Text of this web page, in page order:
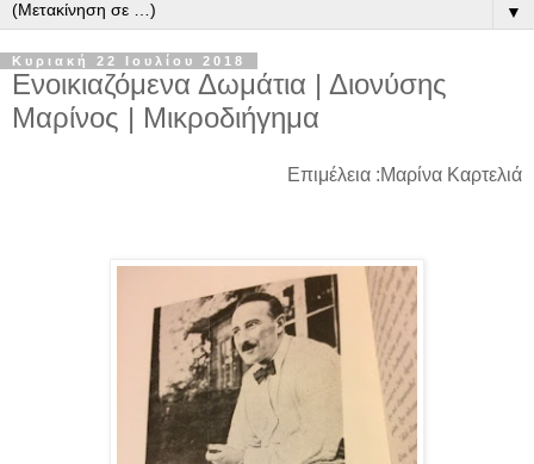
▼
Κυριακή 22 Ιουλίου 2018
Ενοικιαζόμενα Δωμάτια | Διονύσης
Μαρίνος | Μικροδιήγημα
Επιμέλεια :Μαρίνα Καρτελιά